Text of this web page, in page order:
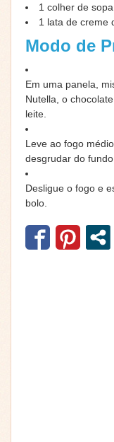
1 colher de
1 lata de creme
Modo de
Em uma panela,
Nutella, o
leite.
Leve ao fogo
desgrudar do fundo
Desligue o fogo e
bolo.